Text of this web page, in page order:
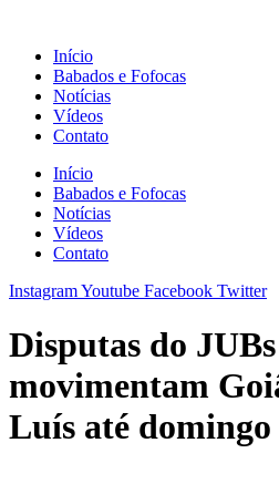
conteúdo
Início
Babados e Fofocas
Notícias
Vídeos
Contato
Início
Babados e Fofocas
Notícias
Vídeos
Contato
InstagramYoutube Facebook Twitter
Disputas do
movimentam
Luís até domingo